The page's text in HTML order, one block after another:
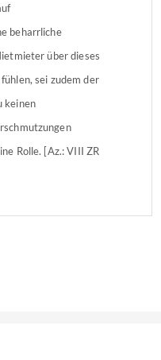
beharrliche
über dieses
sei zudem der
keinen
Rolle. [Az.: VIII ZR